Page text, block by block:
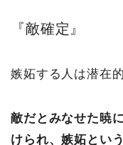
『敵確定』
嫉妬する人は潜在
敵だとみなせた暁
けられ、嫉妬とい